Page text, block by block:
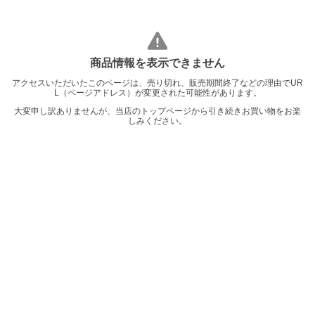
商品情報を表示できません
アクセスいただいたこのページは、売り切れ、販売期間終了などの理由でUR
L（ページアドレス）が変更された可能性があります。
大変申し訳ありませんが、当店のトップページから引き続きお買い物をお楽
しみください。